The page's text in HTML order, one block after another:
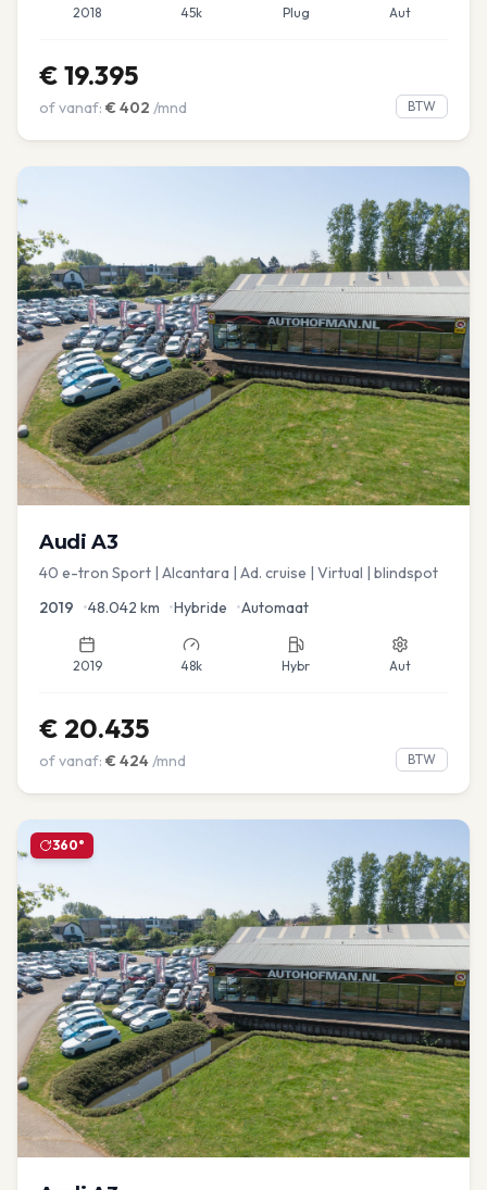
2018 45k Plug Aut
€ 19.395
of vanaf: € 402 /mnd BTW
Audi A3
40 e-tron Sport | Alcantara | Ad. cruise | Virtual | blindspot
2019 •48.042 km •Hybride •Automaat
2019 48k Hybr Aut
€ 20.435
of vanaf: € 424 /mnd BTW
360°